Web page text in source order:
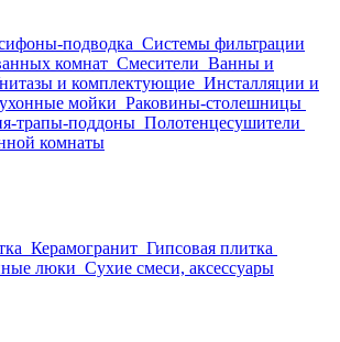
подводка Системы фильтрации
комнат Смесители Ванны и
и комплектующие Инсталляции и
мойки Раковины-столешницы
трапы-поддоны Полотенцесушители
комнаты
Керамогранит Гипсовая плитка
люки Сухие смеси, аксессуары